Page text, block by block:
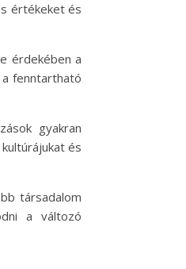
értékeket és
érdekében a
fenntartható
gyakran
és
társadalom
a változó